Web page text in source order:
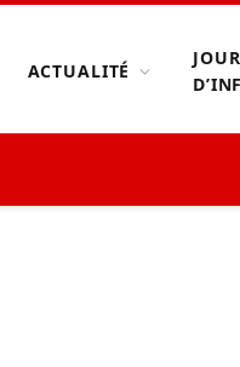
ACTUALITÉ